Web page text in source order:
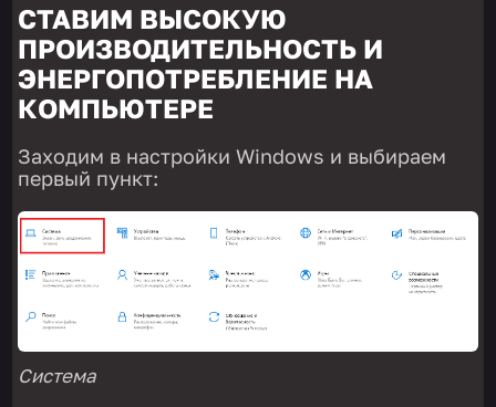
СТАВИМ ВЫСОКУЮ
ПРОИЗВОДИТЕЛЬНОСТЬ И
ЭНЕРГОПОТРЕБЛЕНИЕ НА
КОМПЬЮТЕРЕ
Заходим в настройки Windows и выбираем
первый пункт:
Система